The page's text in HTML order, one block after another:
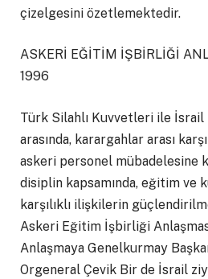
çizelgesini özetlemektedir.
ASKERİ EĞİTİM İŞBİRLİĞİ
1996
Türk Silahlı Kuvvetleri ile
arasında, karargahlar arası
askeri personel mübadelesine
disiplin kapsamında, eğitim ve
karşılıklı ilişkilerin
Askeri Eğitim İşbirliği
Anlaşmaya Genelkurmay Başkan
Orgeneral Çevik Bir de İsrail